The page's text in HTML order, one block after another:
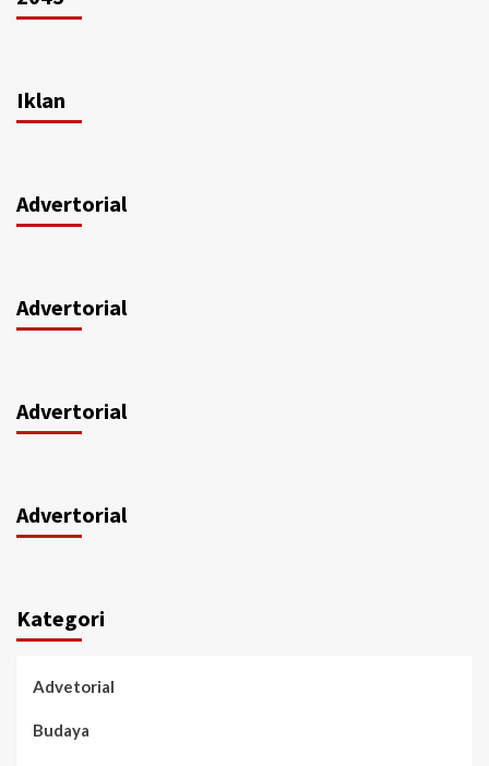
Iklan
Advertorial
Advertorial
Advertorial
Advertorial
Kategori
Advetorial
Budaya